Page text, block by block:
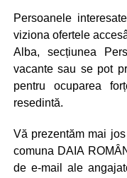
Persoanele
viziona ofertele
Alba, secțiunea
vacante sau se pot
pentru ocuparea
resedintă.
Vă prezentăm mai
comuna DAIA
de e-mail ale